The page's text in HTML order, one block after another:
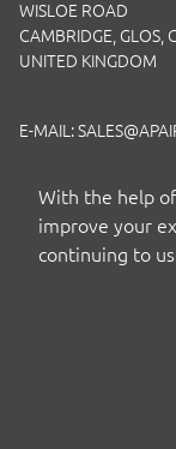
WISLOE ROAD
CAMBRIDGE, GLOS,
UNITED KINGDOM
E-MAIL:
With the help of
improve your
continuing to